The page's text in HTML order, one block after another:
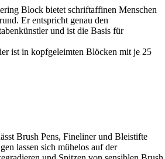
Block bietet schriftaffinen Menschen
Er entspricht genau den
und ist die Basis für
ist in kopfgeleimten Blöcken mit je 25
Brush Pens, Fineliner und Bleistifte
lassen sich mühelos auf der